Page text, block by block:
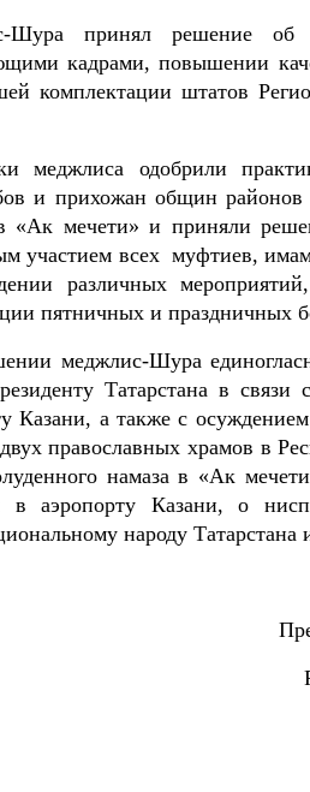
Шура принял решение об
кадрами, повышении
комплектации штатов
меджлиса одобрили
и прихожан общин районов
«Ак мечети» и приняли
участием всех муфтиев,
различных
пятничных и праздничных
меджлис-Шура
Татарстана в связи
Казани, а также с
православных храмов в
намаза в «Ак
в аэропорту Казани, о
народу